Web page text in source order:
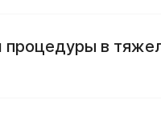
процедуры в